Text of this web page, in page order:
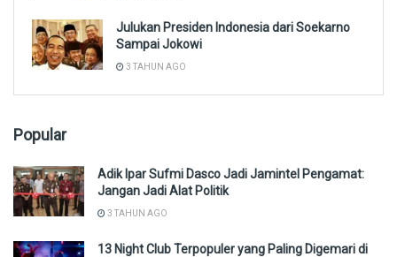
Julukan Presiden Indonesia dari Soekarno
Sampai Jokowi
3 TAHUN AGO
Popular
Adik Ipar Sufmi Dasco Jadi Jamintel Pengamat:
Jangan Jadi Alat Politik
3 TAHUN AGO
13 Night Club Terpopuler yang Paling Digemari di